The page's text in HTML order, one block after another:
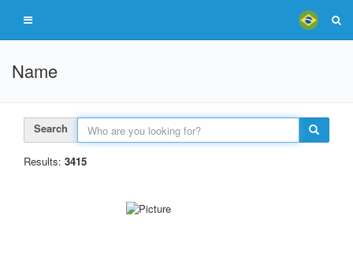
Name
Search
Results: 3415